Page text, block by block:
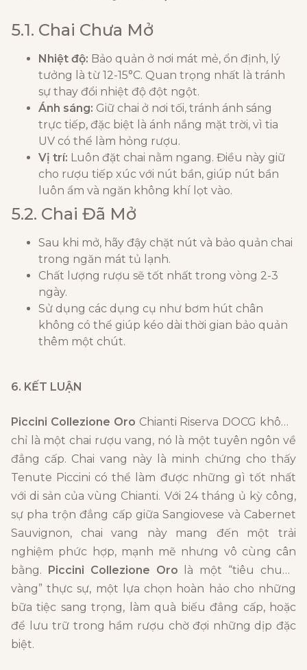
5.1. Chai Chưa Mở
Nhiệt độ: Bảo quản ở nơi mát mẻ, ổn định, lý
tưởng là từ 12-15°C. Quan trọng nhất là tránh
sự thay đổi nhiệt độ đột ngột.
Ánh sáng: Giữ chai ở nơi tối, tránh ánh sáng
trực tiếp, đặc biệt là ánh nắng mặt trời, vì tia
UV có thể làm hỏng rượu.
Vị trí: Luôn đặt chai nằm ngang. Điều này giữ
cho rượu tiếp xúc với nút bần, giúp nút bần
luôn ẩm và ngăn không khí lọt vào.
5.2. Chai Đã Mở
Sau khi mở, hãy đậy chặt nút và bảo quản chai
trong ngăn mát tủ lạnh.
Chất lượng rượu sẽ tốt nhất trong vòng 2-3
ngày.
Sử dụng các dụng cụ như bơm hút chân
không có thể giúp kéo dài thời gian bảo quản
thêm một chút.
6. KẾT LUẬN
Piccini Collezione Oro Chianti Riserva DOCG không
chỉ là một chai rượu vang, nó là một tuyên ngôn về
đẳng cấp. Chai vang này là minh chứng cho thấy
Tenute Piccini có thể làm được những gì tốt nhất
với di sản của vùng Chianti. Với 24 tháng ủ kỳ công,
sự pha trộn đẳng cấp giữa Sangiovese và Cabernet
Sauvignon, chai vang này mang đến một trải
nghiệm phức hợp, mạnh mẽ nhưng vô cùng cân
bằng. Piccini Collezione Oro là một “tiêu chuẩn
vàng” thực sự, một lựa chọn hoàn hảo cho những
bữa tiệc sang trọng, làm quà biếu đẳng cấp, hoặc
để lưu trữ trong hầm rượu chờ đợi những dịp đặc
biệt.